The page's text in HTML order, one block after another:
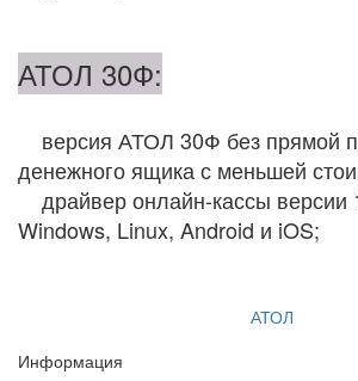
АТОЛ 30Ф:
версия АТОЛ 30Ф без прямой
денежного ящика с меньшей
драйвер онлайн-кассы версии
Windows, Linux, Android и iOS;
АТОЛ
Информация